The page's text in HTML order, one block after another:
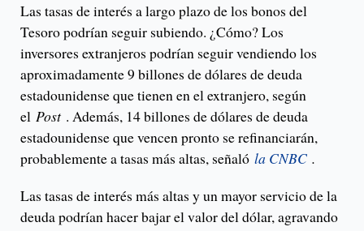
Las tasas de interés a largo plazo de los bonos del
Tesoro podrían seguir subiendo. ¿Cómo? Los
inversores extranjeros podrían seguir vendiendo los
aproximadamente 9 billones de dólares de deuda
estadounidense que tienen en el extranjero, según
el Post . Además, 14 billones de dólares de deuda
estadounidense que vencen pronto se refinanciarán,
probablemente a tasas más altas, señaló la CNBC .
Las tasas de interés más altas y un mayor servicio de la
deuda podrían hacer bajar el valor del dólar, agravando